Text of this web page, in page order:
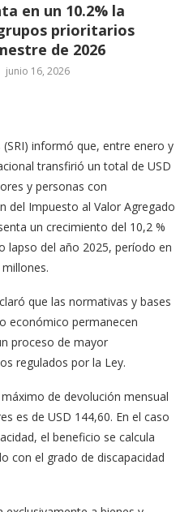
en un 10.2% la
prioritarios
de 2026
junio 16, 2026
(SRI) informó que, entre enero y
transfirió un total de USD
y personas con
del Impuesto al Valor Agregado
un crecimiento del 10,2 %
lapso del año 2025, período en
que las normativas y bases
económico permanecen
proceso de mayor
regulados por la Ley.
de devolución mensual
es de USD 144,60. En el caso
el beneficio se calcula
con el grado de discapacidad